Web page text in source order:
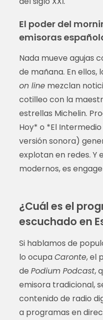
El poder del
emisoras
Nada mueve agujas
de mañana. En ellos,
on linemezclan
cotilleo con la
estrellas Michelin.
Hoy* o *El
versión sonora)
explotan en redes. Y
modernos, es
¿Cuál es el
escuchado en
Si hablamos de
lo ocupaCaronte, el
de Podium Podcast,
emisora tradicional,
contenido de radio
a programas en